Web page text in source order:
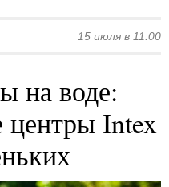
15 июля в 11:00
на воде:
центры Intex